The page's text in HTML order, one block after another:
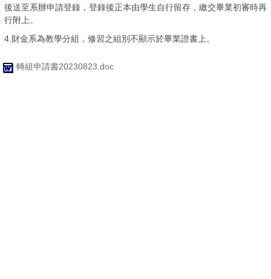
後送至系辦申請登錄，登錄後正本由學生自行留存，繳交畢業初審時再
行附上。
4.財金系為教學分組，修習之組別不顯示於畢業證書上。
轉組申請書20230823.doc